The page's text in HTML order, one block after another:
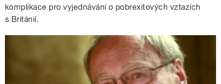
komplikace pro vyjednávání o pobrexitových vztazích
s Británií.